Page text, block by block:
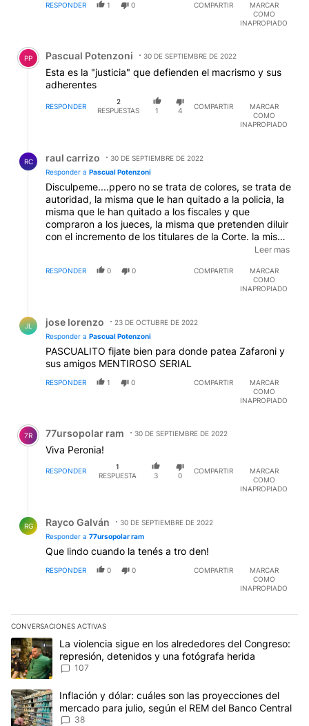
RESPONDER 1 0 COMPARTIR
MARCAR
COMO
INAPROPIADO
Comentario de Pascual Potenzoni.
PP Pascual Potenzoni 30 DE SEPTIEMBRE DE 2022
Esta es la "justicia" que defienden el macrismo y sus
adherentes
RESPONDER
2
RESPUESTAS
1 4
COMPARTIR
MARCAR
COMO
INAPROPIADO
RC raul carrizo
30 DE SEPTIEMBRE DE 2022
Responder a Pascual Potenzoni
Disculpeme....ppero no se trata de colores, se trata de
autoridad, la misma que le han quitado a la policia, la
misma que le han quitado a los fiscales y que
compraron a los jueces, la misma que pretenden diluir
con el incremento de los titulares de la Corte. la misma
que utilizaron para dejar libres a tantos presos...la
MEEERITO...Cuando todo el mundo sabe que no
pueden justificar ni el agua que toman. eN LUGAR DE
APLIQUE EL VIEJO DICHO.....QUIEN LAS HACE ...LAS
PAGA Y NO HAY EXCEPCIONES DE NINGUNA
INDOLE. Dias atras escuchaba que un condenado
pide prision domiciliaria porque no puede ver a su
hijo.....Acaso le importo cuando delinquio
?...perobueno...siempre hay alguien que hace una
INTERPRETACIOOOONNNNNNN distinta de la
Leer mas
RESPONDER 0 0 COMPARTIR
MARCAR
COMO
INAPROPIADO
JL jose lorenzo
23 DE OCTUBRE DE 2022
Responder a Pascual Potenzoni
PASCUALITO fijate bien para donde patea Zafaroni y
sus amigos MENTIROSO SERIAL
RESPONDER 1 0 COMPARTIR
MARCAR
COMO
INAPROPIADO
Comentario de 77ursopolar ram.
7R 77ursopolar ram 30 DE SEPTIEMBRE DE 2022
Viva Peronia!
RESPONDER
1
RESPUESTA
3 0
COMPARTIR
MARCAR
COMO
INAPROPIADO
RG Rayco Galván
30 DE SEPTIEMBRE DE 2022
Responder a 77ursopolar ram
Que lindo cuando la tenés a tro den!
RESPONDER 0 0 COMPARTIR
MARCAR
COMO
INAPROPIADO
CONVERSACIONES ACTIVAS
Este listado muestra los artículos con más comentarios en los
Un artículo de tendencia con el título "La violencia sigue en los
La violencia sigue en los alrededores del Congreso:
represión, detenidos y una fotógrafa herida
107
Un artículo de tendencia con el título "Inflación y dólar: cuáles
Inflación y dólar: cuáles son las proyecciones del
mercado para julio, según el REM del Banco Central
38